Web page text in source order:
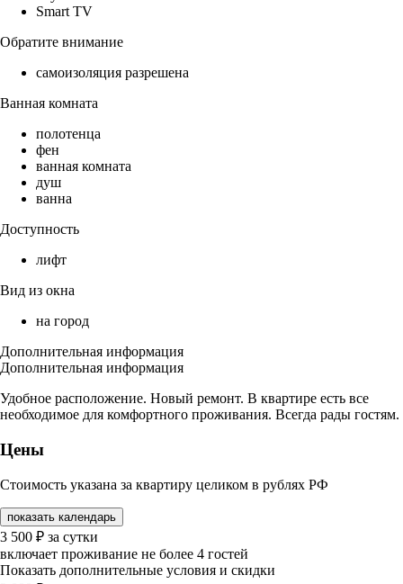
Smart TV
Обратите внимание
самоизоляция разрешена
Ванная комната
полотенца
фен
ванная комната
душ
ванна
Доступность
лифт
Вид из окна
на город
Дополнительная информация
Дополнительная информация
Удобное расположение. Новый ремонт. В квартире есть все
необходимое для комфортного проживания. Всегда рады гостям.
Цены
Стоимость указана за квартиру целиком в рублях РФ
показать календарь
3 500 ₽ за сутки
включает проживание не более 4 гостей
Показать дополнительные условия и скидки